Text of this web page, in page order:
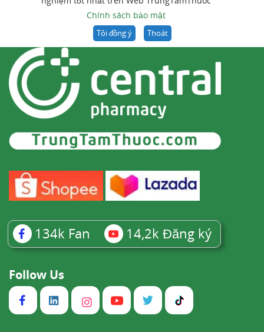
Chính sách bảo mật
Tôi đồng ý Thoát
134k Fan 14,2k Đăng ký
Follow Us